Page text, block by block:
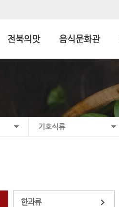
전북의맛 음식문화관
기호식류
한과류